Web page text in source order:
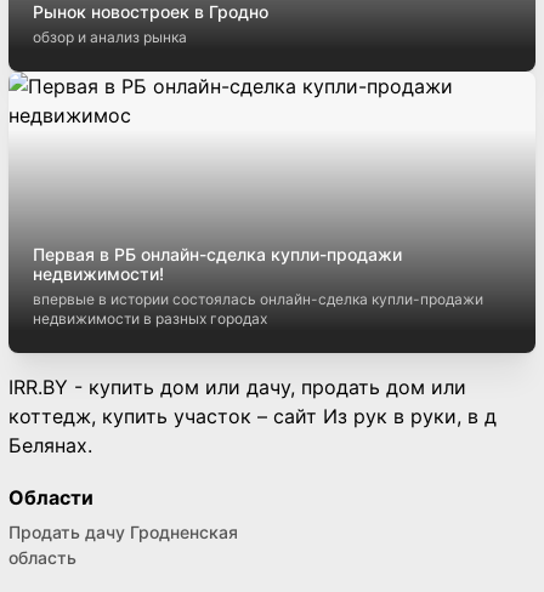
Рынок новостроек в Гродно
обзор и анализ рынка
Первая в РБ онлайн-сделка купли-продажи
недвижимости!
впервые в истории состоялась онлайн-сделка купли-продажи
недвижимости в разных городах
IRR.BY - купить дом или дачу, продать дом или
коттедж, купить участок – сайт Из рук в руки, в д
Белянах.
Области
Продать дачу Гродненская
область